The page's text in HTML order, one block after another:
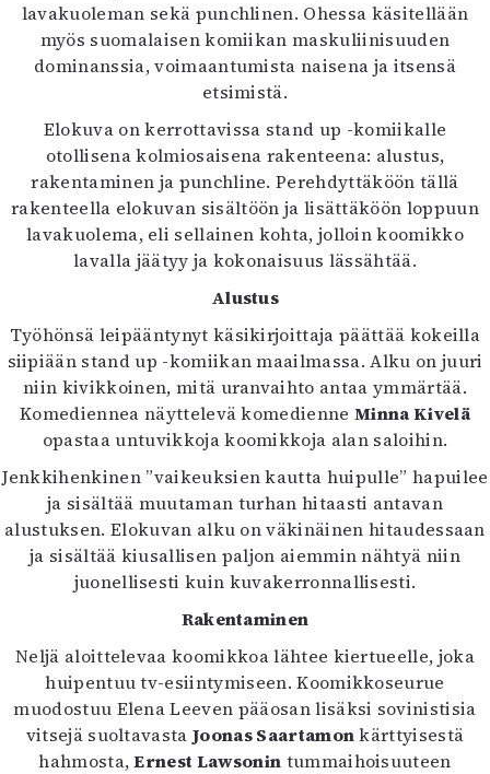
Lehdet
4/2026
2–3/2026
1/2026
6/2025
5/2025 saame
5/2025
Lehtiarkisto
Info
Tilaus ja irtonumerot
Yhteistyössä
Toimitus
Mediatiedot
Kaltio ry
lavakuoleman sekä punchlinen. Ohessa käsitellään
myös suomalaisen komiikan maskuliinisuuden
dominanssia, voimaantumista naisena ja itsensä
etsimistä.
Elokuva on kerrottavissa stand up -komiikalle
otollisena kolmiosaisena rakenteena: alustus,
rakentaminen ja punchline. Perehdyttäköön tällä
rakenteella elokuvan sisältöön ja lisättäköön loppuun
lavakuolema, eli sellainen kohta, jolloin koomikko
lavalla jäätyy ja kokonaisuus lässähtää.
Alustus
Työhönsä leipääntynyt käsikirjoittaja päättää kokeilla
siipiään stand up -komiikan maailmassa. Alku on juuri
niin kivikkoinen, mitä uranvaihto antaa ymmärtää.
Komediennea näyttelevä komedienneMinna Kivelä
opastaa untuvikkoja koomikkoja alan saloihin.
Jenkkihenkinen ”vaikeuksien kautta huipulle” hapuilee
ja sisältää muutaman turhan hitaasti antavan
alustuksen. Elokuvan alku on väkinäinen hitaudessaan
ja sisältää kiusallisen paljon aiemmin nähtyä niin
juonellisesti kuin kuvakerronnallisesti.
Rakentaminen
Neljä aloittelevaa koomikkoa lähtee kiertueelle, joka
huipentuu tv-esiintymiseen. Koomikkoseurue
muodostuu Elena Leeven pääosan lisäksi sovinistisia
vitsejä suoltavastaJoonas Saartamonkärttyisestä
hahmosta,Ernest Lawsonin tummaihoisuuteen